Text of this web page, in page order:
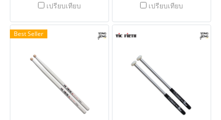
เปรียบเทียบ เปรียบเทียบ
Best Seller